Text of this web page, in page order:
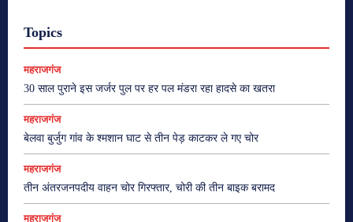
Topics
महराजगंज
30 साल पुराने इस जर्जर पुल पर हर पल मंडरा रहा हादसे का खतरा
महराजगंज
बेलवा बुर्जुग गांव के श्मशान घाट से तीन पेड़ काटकर ले गए चोर
महराजगंज
तीन अंतरजनपदीय वाहन चोर गिरफ्तार, चोरी की तीन बाइक बरामद
महराजगंज